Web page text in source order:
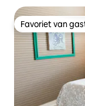
Favoriet van
Favoriet van